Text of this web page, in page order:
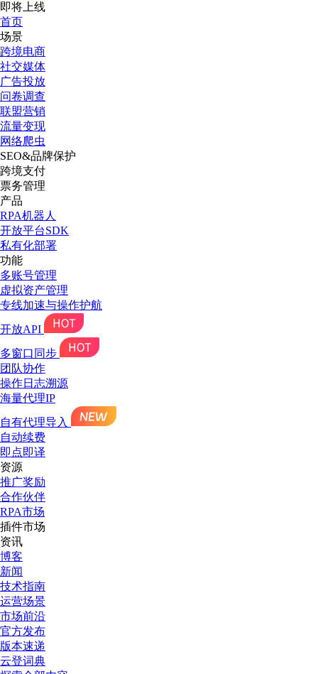
即将上线
首页
场景
跨境电商
社交媒体
广告投放
问卷调查
联盟营销
流量变现
网络爬虫
SEO&品牌保护
跨境支付
票务管理
产品
RPA机器人
开放平台SDK
私有化部署
功能
多账号管理
虚拟资产管理
专线加速与操作护航
开放API
多窗口同步
团队协作
操作日志溯源
海量代理IP
自有代理导入
自动续费
即点即译
资源
推广奖励
合作伙伴
RPA市场
插件市场
资讯
博客
新闻
技术指南
运营场景
市场前沿
官方发布
版本速递
云登词典